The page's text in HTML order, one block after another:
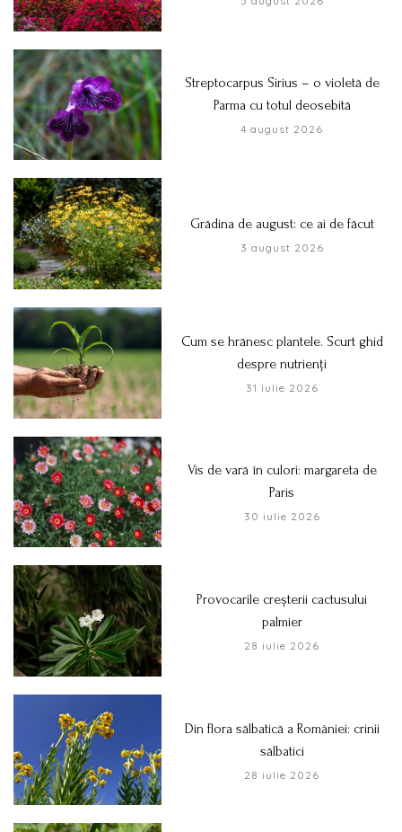
Streptocarpus Sirius – o violetă de
Parma cu totul deosebită
4 august 2026
Grădina de august: ce ai de făcut
3 august 2026
Cum se hrănesc plantele. Scurt ghid
despre nutrienți
31 iulie 2026
Vis de vară în culori: margareta de
Paris
30 iulie 2026
Provocarile creșterii cactusului
palmier
28 iulie 2026
Din flora sălbatică a României: crinii
sălbatici
28 iulie 2026